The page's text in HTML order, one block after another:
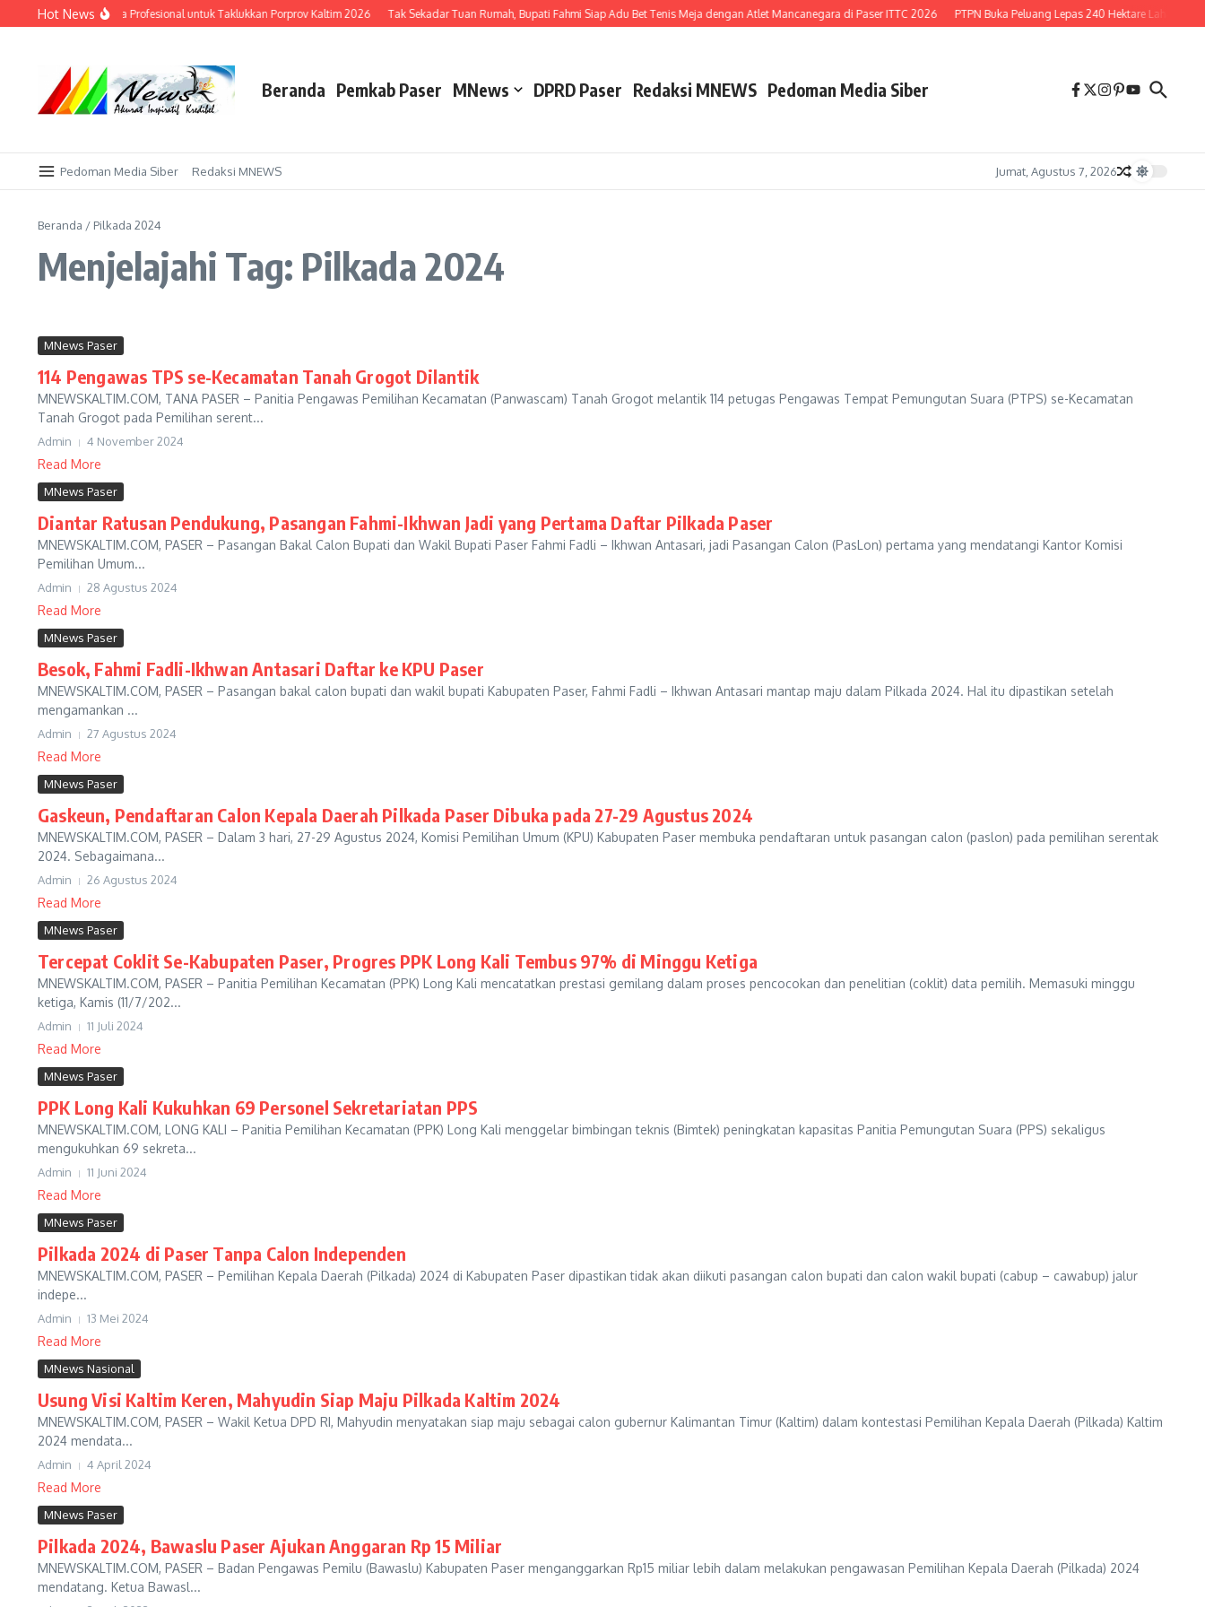
Lewati ke konten
Hot News
Pelatih Liga Profesional untuk Taklukkan Porprov Kaltim 2026 Tak Sekadar Tuan Rumah, Bupati Fahmi Siap Adu Bet Tenis Meja dengan Atlet Mancanegara di Paser ITTC 2026 PTPN Buka Peluang Lepas 240 Hektare Lahan di
Beranda Pemkab Paser MNews DPRD Paser Redaksi MNEWS Pedoman Media Siber
Pedoman Media Siber Redaksi MNEWS Jumat, Agustus 7, 2026
Beranda / Pilkada 2024
Menjelajahi Tag: Pilkada 2024
MNews Paser
114 Pengawas TPS se-Kecamatan Tanah Grogot Dilantik
MNEWSKALTIM.COM, TANA PASER – Panitia Pengawas Pemilihan Kecamatan (Panwascam) Tanah Grogot melantik 114 petugas Pengawas Tempat Pemungutan Suara (PTPS) se-Kecamatan
Tanah Grogot pada Pemilihan serent...
Admin 4 November 2024
Read More
MNews Paser
Diantar Ratusan Pendukung, Pasangan Fahmi-Ikhwan Jadi yang Pertama Daftar Pilkada Paser
MNEWSKALTIM.COM, PASER – Pasangan Bakal Calon Bupati dan Wakil Bupati Paser Fahmi Fadli – Ikhwan Antasari, jadi Pasangan Calon (PasLon) pertama yang mendatangi Kantor Komisi
Pemilihan Umum...
Admin 28 Agustus 2024
Read More
MNews Paser
Besok, Fahmi Fadli-Ikhwan Antasari Daftar ke KPU Paser
MNEWSKALTIM.COM, PASER – Pasangan bakal calon bupati dan wakil bupati Kabupaten Paser, Fahmi Fadli – Ikhwan Antasari mantap maju dalam Pilkada 2024. Hal itu dipastikan setelah
mengamankan ...
Admin 27 Agustus 2024
Read More
MNews Paser
Gaskeun, Pendaftaran Calon Kepala Daerah Pilkada Paser Dibuka pada 27-29 Agustus 2024
MNEWSKALTIM.COM, PASER – Dalam 3 hari, 27-29 Agustus 2024, Komisi Pemilihan Umum (KPU) Kabupaten Paser membuka pendaftaran untuk pasangan calon (paslon) pada pemilihan serentak
2024. Sebagaimana...
Admin 26 Agustus 2024
Read More
MNews Paser
Tercepat Coklit Se-Kabupaten Paser, Progres PPK Long Kali Tembus 97% di Minggu Ketiga
MNEWSKALTIM.COM, PASER – Panitia Pemilihan Kecamatan (PPK) Long Kali mencatatkan prestasi gemilang dalam proses pencocokan dan penelitian (coklit) data pemilih. Memasuki minggu
ketiga, Kamis (11/7/202...
Admin 11 Juli 2024
Read More
MNews Paser
PPK Long Kali Kukuhkan 69 Personel Sekretariatan PPS
MNEWSKALTIM.COM, LONG KALI – Panitia Pemilihan Kecamatan (PPK) Long Kali menggelar bimbingan teknis (Bimtek) peningkatan kapasitas Panitia Pemungutan Suara (PPS) sekaligus
mengukuhkan 69 sekreta...
Admin 11 Juni 2024
Read More
MNews Paser
Pilkada 2024 di Paser Tanpa Calon Independen
MNEWSKALTIM.COM, PASER – Pemilihan Kepala Daerah (Pilkada) 2024 di Kabupaten Paser dipastikan tidak akan diikuti pasangan calon bupati dan calon wakil bupati (cabup – cawabup) jalur
indepe...
Admin 13 Mei 2024
Read More
MNews Nasional
Usung Visi Kaltim Keren, Mahyudin Siap Maju Pilkada Kaltim 2024
MNEWSKALTIM.COM, PASER – Wakil Ketua DPD RI, Mahyudin menyatakan siap maju sebagai calon gubernur Kalimantan Timur (Kaltim) dalam kontestasi Pemilihan Kepala Daerah (Pilkada) Kaltim
2024 mendata...
Admin 4 April 2024
Read More
MNews Paser
Pilkada 2024, Bawaslu Paser Ajukan Anggaran Rp 15 Miliar
MNEWSKALTIM.COM, PASER – Badan Pengawas Pemilu (Bawaslu) Kabupaten Paser menganggarkan Rp15 miliar lebih dalam melakukan pengawasan Pemilihan Kepala Daerah (Pilkada) 2024
mendatang. Ketua Bawasl...